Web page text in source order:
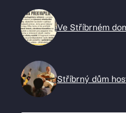
Ve Stříbrném
Stříbrný dům